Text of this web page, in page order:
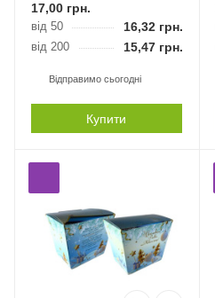
17,00 грн.
від 50 16,32 грн.
від 200 15,47 грн.
Відправимо сьогодні
Купити